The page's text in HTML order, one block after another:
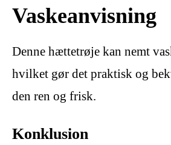
Vaskeanvisning
Denne hættetrøje kan nemt
hvilket gør det praktisk og
den ren og frisk.
Konklusion